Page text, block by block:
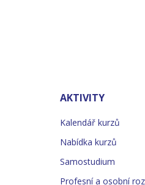
AKTIVITY
Kalendář kurzů
Nabídka kurzů
Samostudium
Profesní a osobní